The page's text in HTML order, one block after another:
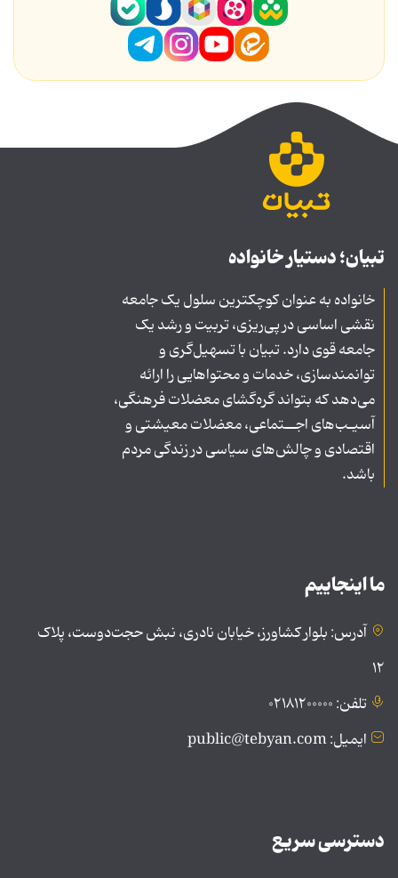
تبیان؛ دستیار خانواده
خانواده به عنوان کوچکترین سلول یک جامعه
نقشی اساسی در پی‌ریزی، تربیت و رشد یک
جامعه قوی دارد. تبیان با تسهیل‌گری و
توانمندسازی، خدمات و محتواهایی را ارائه
می‌دهد که بتواند گره‌گشای معضلات فرهنگی،
آسیـب‌های اجــتماعی، معضلات معیشتی و
اقتصادی و چالش‌های سیاسی در زندگی مردم
باشد.
ما اینجاییم
آدرس: بلوار کشاورز، خیابان نادری، نبش حجت‌دوست، پلاک
۱۲
تلفن: ۰۲۱۸۱۲۰۰۰۰۰
ایمیل: public@tebyan.com
دسترسی سریع